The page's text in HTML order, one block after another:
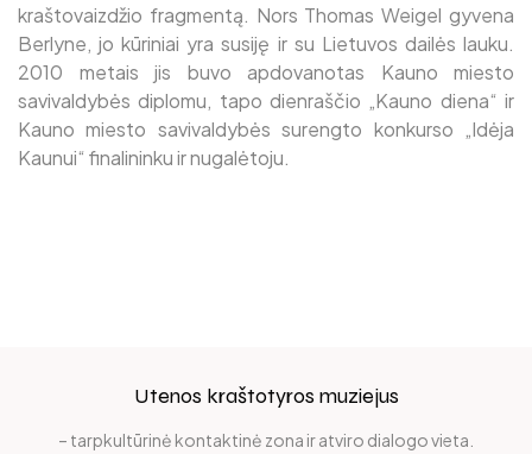
kraštovaizdžio fragmentą. Nors Thomas Weigel gyvena
Berlyne, jo kūriniai yra susiję ir su Lietuvos dailės lauku.
2010 metais jis buvo apdovanotas Kauno miesto
savivaldybės diplomu, tapo dienraščio „Kauno diena“ ir
Kauno miesto savivaldybės surengto konkurso „Idėja
Kaunui“ finalininku ir nugalėtoju.
Utenos kraštotyros muziejus
– tarpkultūrinė kontaktinė zona ir atviro dialogo vieta.